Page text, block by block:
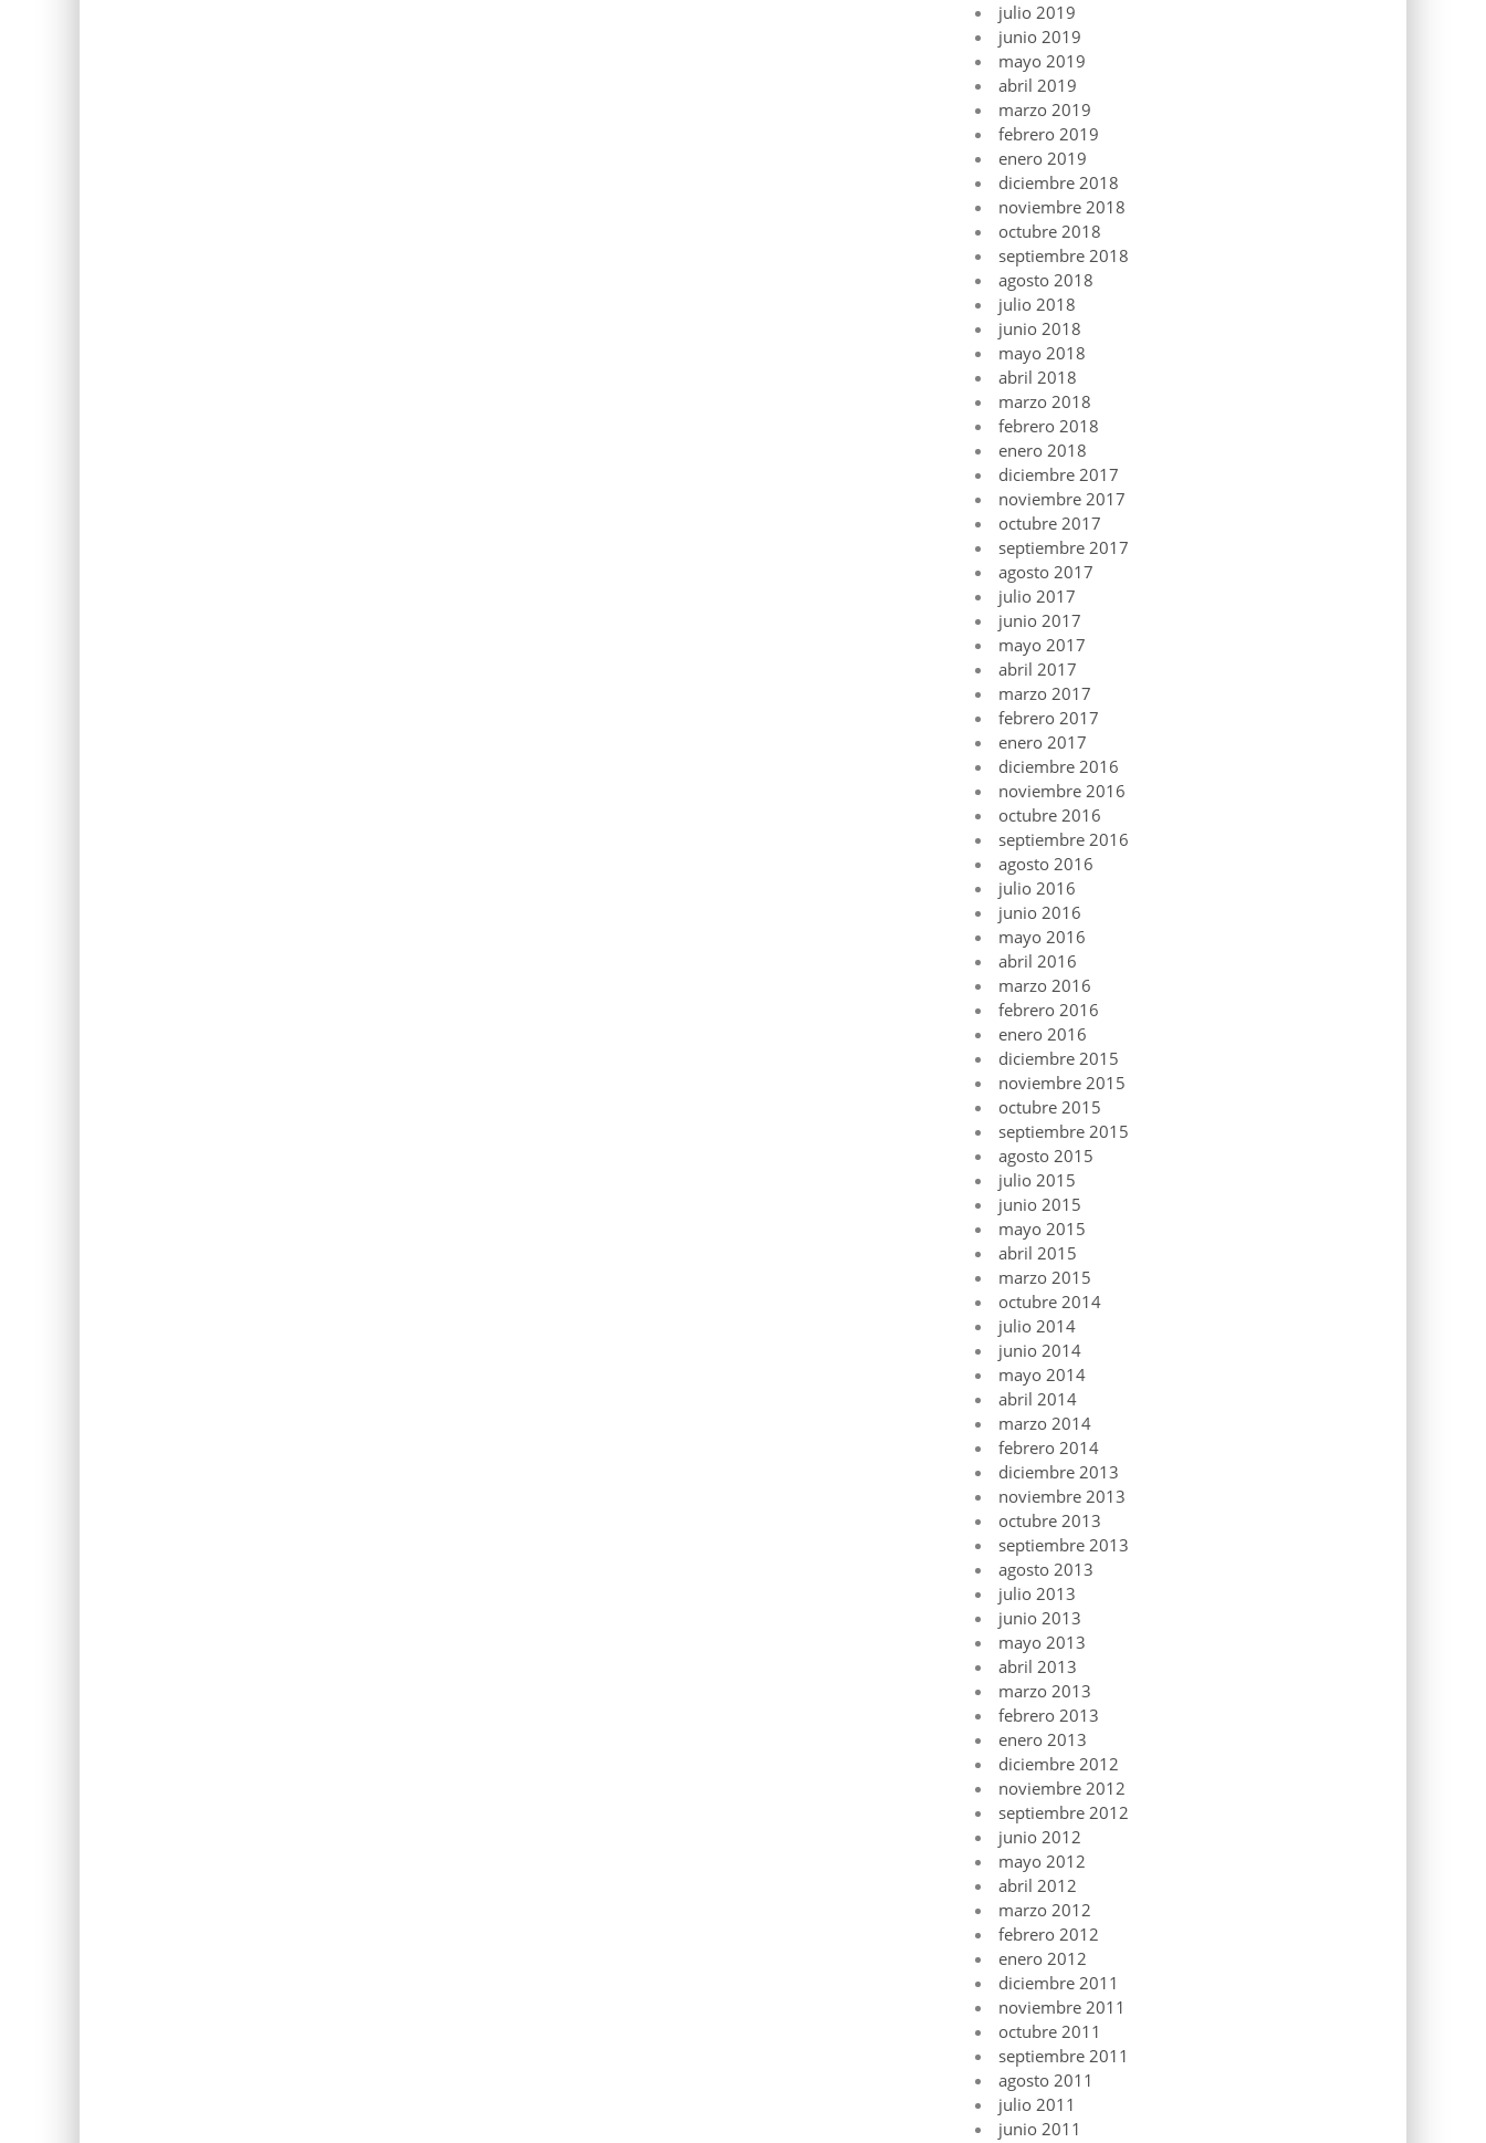
julio 2019
junio 2019
mayo 2019
abril 2019
marzo 2019
febrero 2019
enero 2019
diciembre 2018
noviembre 2018
octubre 2018
septiembre 2018
agosto 2018
julio 2018
junio 2018
mayo 2018
abril 2018
marzo 2018
febrero 2018
enero 2018
diciembre 2017
noviembre 2017
octubre 2017
septiembre 2017
agosto 2017
julio 2017
junio 2017
mayo 2017
abril 2017
marzo 2017
febrero 2017
enero 2017
diciembre 2016
noviembre 2016
octubre 2016
septiembre 2016
agosto 2016
julio 2016
junio 2016
mayo 2016
abril 2016
marzo 2016
febrero 2016
enero 2016
diciembre 2015
noviembre 2015
octubre 2015
septiembre 2015
agosto 2015
julio 2015
junio 2015
mayo 2015
abril 2015
marzo 2015
octubre 2014
julio 2014
junio 2014
mayo 2014
abril 2014
marzo 2014
febrero 2014
diciembre 2013
noviembre 2013
octubre 2013
septiembre 2013
agosto 2013
julio 2013
junio 2013
mayo 2013
abril 2013
marzo 2013
febrero 2013
enero 2013
diciembre 2012
noviembre 2012
septiembre 2012
junio 2012
mayo 2012
abril 2012
marzo 2012
febrero 2012
enero 2012
diciembre 2011
noviembre 2011
octubre 2011
septiembre 2011
agosto 2011
julio 2011
junio 2011